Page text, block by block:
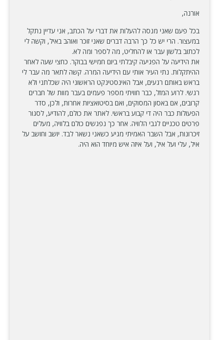
אורנה,
בכל פעם שאני מנסה להעלות את דברי על הכתב, אני עדיין נתקל
במעצור. הרי יש כל כך הרבה דברים שאני זוכר ואוהב באיל, וקשה לי
לכתוב בלשון עבר או להחליט, מה לספר ומה לא.
את הידיעה על הפגיעה קיבלתי ביום חמישי בבוקר. כחצי שעה לאחר
ההיתקלות. נתי העיר אותי עם הידיעה המרה. קשה לתאר מה עבר לי
בראש באותם רגעים, אבל האינסטינקט הראשוני היה שכלתני ולא
רגשי. לרוע המזל, כבר חוויתי מספר פעמים בעבר מוות של חברים
קרובים, אם באסון המסוקים, ואם בסיטואציות אחרות, ולכן, סדר
הפעולות כבר היה די קבוע בראשי. לאתר את כולם, להודיע, לסגור
פרטים טכניים לגבי הלוויה. אחר כך נפגשים כולם בלוויה, מעלים
זיכרונות, אבל השבר האמיתי מגיע כשאני נשאר לבד. יושב וחושב על
איל, עלי ועל איל, ועל איזה איש מיוחד הוא היה.